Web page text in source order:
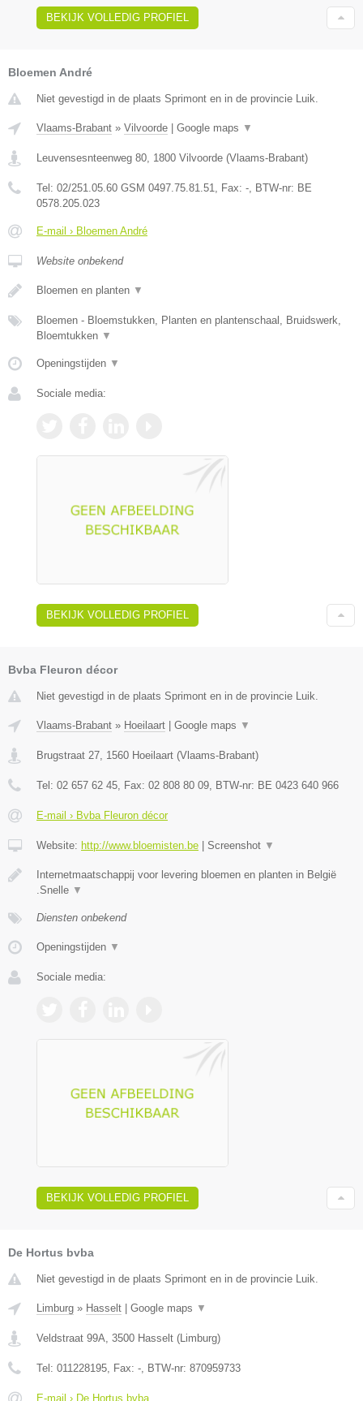
BEKIJK VOLLEDIG PROFIEL
Bloemen André
Niet gevestigd in de plaats Sprimont en in de provincie Luik.
Vlaams-Brabant » Vilvoorde Google maps ▼
Leuvensesnteenweg 80, 1800 Vilvoorde (Vlaams-Brabant)
Tel: 02/251.05.60 GSM 0497.75.81.51, Fax: -, BTW-nr: BE
0578.205.023
E-mail › Bloemen André
Website onbekend
Bloemen en planten ▼
Bloemen - Bloemstukken, Planten en plantenschaal, Bruidswerk,
Bloemtukken ▼
Openingstijden ▼
Sociale media:
BEKIJK VOLLEDIG PROFIEL
Bvba Fleuron décor
Niet gevestigd in de plaats Sprimont en in de provincie Luik.
Vlaams-Brabant » Hoeilaart | Google maps ▼
Brugstraat 27 1560 Hoeilaart (Vlaams-Brabant)
Tel: 02 657 62 45 , Fax: 02 808 80 09 , BTW-nr: BE 0423 640 966
E-mail › Bvba Fleuron décor
Website: http://www.bloemisten.be | Screenshot ▼
Internetmaatschappij voor levering bloemen en planten in België
.Snelle ▼
Diensten onbekend
Openingstijden ▼
Sociale media:
BEKIJK VOLLEDIG PROFIEL
De Hortus bvba
Niet gevestigd in de plaats Sprimont en in de provincie Luik.
Limburg » Hasselt Google maps ▼
Veldstraat 99A, 3500 Hasselt (Limburg)
Tel: 011228195, Fax: -, BTW-nr: 870959733
E-mail › De Hortus bvba